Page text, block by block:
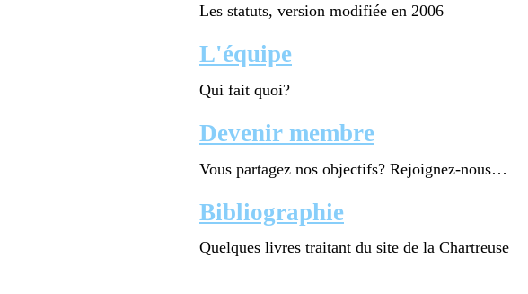
Les statuts, version modifiée en 2006
L'équipe
Qui fait quoi?
Devenir membre
Vous partagez nos objectifs? Rejoignez-nous…
Bibliographie
Quelques livres traitant du site de la Chartreuse